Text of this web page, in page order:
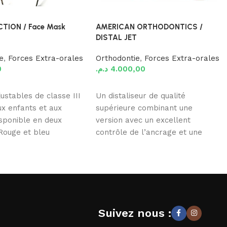
/ Face Mask
, Forces Extra-orales
de classe III
enfants et aux
en deux
et bleu
AMERICAN ORTHODONTICS /
DISTAL JET
Orthodontie, Forces Extra-orales
4.000,00 د.م.
Un distaliseur de qualité
supérieure combinant une
version avec un excellent
contrôle de l’ancrage et une
Suivez nous :